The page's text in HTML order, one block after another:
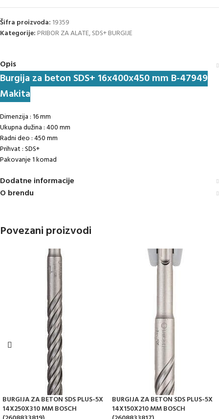
Šifra proizvoda: 19359
Kategorije: PRIBOR ZA ALATE,SDS+ BURGIJE
Opis
Burgija za beton SDS+ 16x400x450 mm B-47949
Makita
Dimenzija : 16 mm
Ukupna dužina : 400 mm
Radni deo : 450 mm
Prihvat : SDS+
Pakovanje 1 komad
Dodatne informacije
O brendu
Povezani proizvodi
BURGIJA ZA BETON SDS PLUS-5X
14X250X310 MM BOSCH
BURGIJA ZA BETON SDS PLUS-5X
14X150X210 MM BOSCH